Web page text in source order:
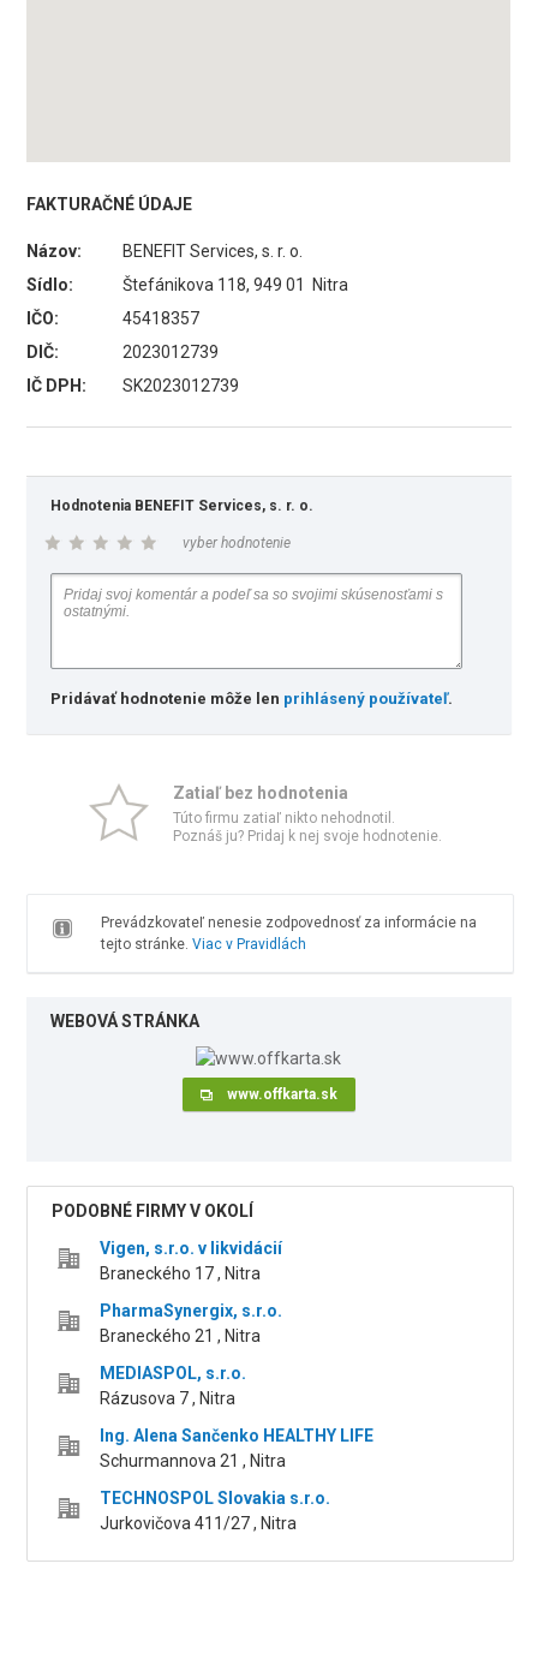
FAKTURAČNÉ ÚDAJE
Názov:
BENEFIT Services, s. r. o.
Sídlo:
Štefánikova 118, 949 01 Nitra
IČO:
45418357
DIČ:
2023012739
IČ DPH:
SK2023012739
Hodnotenia BENEFIT Services, s. r. o.
vyber hodnotenie
Pridávať hodnotenie môže len prihlásený používateľ.
Zatiaľ bez hodnotenia
Túto firmu zatiaľ nikto nehodnotil.
Poznáš ju? Pridaj k nej svoje hodnotenie.
Prevádzkovateľ nenesie zodpovednosť za informácie na
tejto stránke. Viac v Pravidlách
WEBOVÁ STRÁNKA
www.offkarta.sk
PODOBNÉ FIRMY V OKOLÍ
Vigen, s.r.o. v likvidácií
Braneckého 17 , Nitra
PharmaSynergix, s.r.o.
Braneckého 21 , Nitra
MEDIASPOL, s.r.o.
Rázusova 7 , Nitra
Ing. Alena Sančenko HEALTHY LIFE
Schurmannova 21 , Nitra
TECHNOSPOL Slovakia s.r.o.
Jurkovičova 411/27 , Nitra